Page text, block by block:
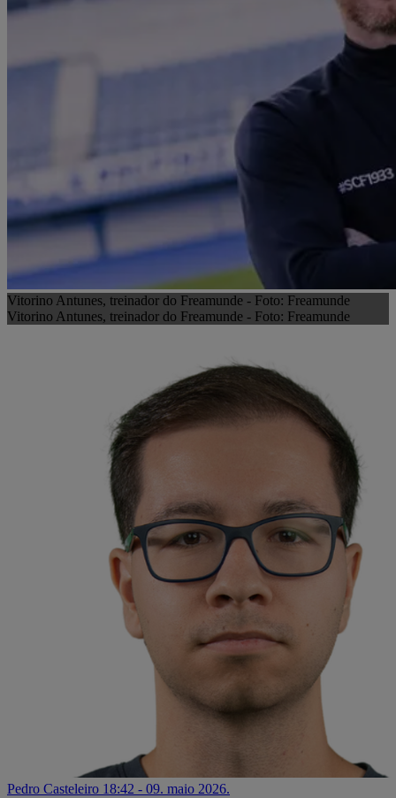
Vitorino Antunes, treinador do Freamunde - Foto: Freamunde
Vitorino Antunes, treinador do Freamunde - Foto: Freamunde
Pedro Casteleiro 18:42 - 09. maio 2026.